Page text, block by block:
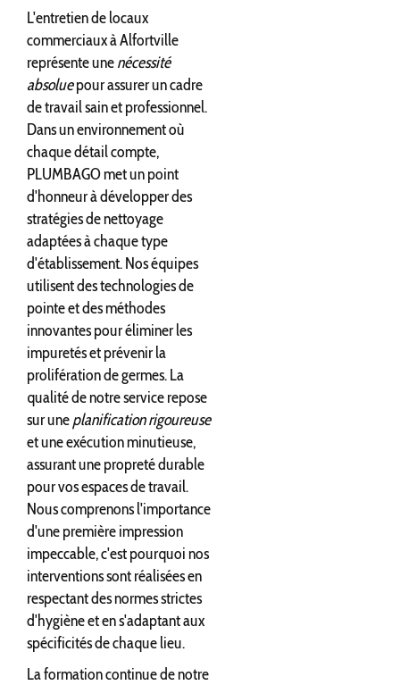
L'entretien de locaux
commerciaux à Alfortville
représente unenécessité
absoluepour assurer un cadre
de travail sain et professionnel.
Dans un environnement où
chaque détail compte,
PLUMBAGO met un point
d'honneur à développer des
stratégies de nettoyage
adaptées à chaque type
d'établissement. Nos équipes
utilisent des technologies de
pointe et des méthodes
innovantes pour éliminer les
impuretés et prévenir la
prolifération de germes. La
qualité de notre service repose
sur uneplanification rigoureuse
et une exécution minutieuse,
assurant une propreté durable
pour vos espaces de travail.
Nous comprenons l'importance
d'une première impression
impeccable, c'est pourquoi nos
interventions sont réalisées en
respectant des normes strictes
d'hygiène et en s'adaptant aux
spécificités de chaque lieu.
La formation continue de notre